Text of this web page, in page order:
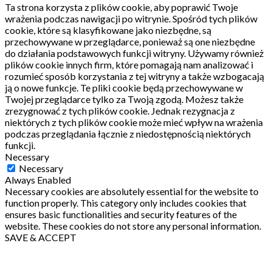
Ta strona korzysta z plików cookie, aby poprawić Twoje
wrażenia podczas nawigacji po witrynie. Spośród tych plików
cookie, które są klasyfikowane jako niezbędne, są
przechowywane w przeglądarce, ponieważ są one niezbędne
do działania podstawowych funkcji witryny. Używamy również
plików cookie innych firm, które pomagają nam analizować i
rozumieć sposób korzystania z tej witryny a także wzbogacają
ją o nowe funkcje. Te pliki cookie będą przechowywane w
Twojej przeglądarce tylko za Twoją zgodą. Możesz także
zrezygnować z tych plików cookie. Jednak rezygnacja z
niektórych z tych plików cookie może mieć wpływ na wrażenia
podczas przeglądania łącznie z niedostępnością niektórych
funkcji.
Necessary
Necessary
Always Enabled
Necessary cookies are absolutely essential for the website to
function properly. This category only includes cookies that
ensures basic functionalities and security features of the
website. These cookies do not store any personal information.
SAVE & ACCEPT